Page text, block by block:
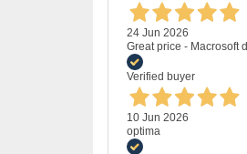
24 Jun 2026
Great price - Macrosoft
Verified buyer
10 Jun 2026
optima